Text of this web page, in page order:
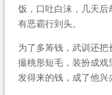
饭，口吐白沫，几天
有恶霸行到头。
为了多筹钱，武训还
撮桃形短毛，装扮成
发得来的钱，成了他兴